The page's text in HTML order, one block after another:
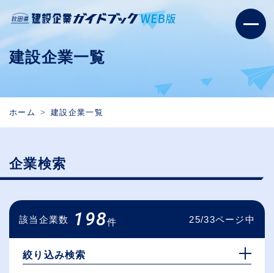
建設企業一覧
ホーム 建設企業一覧
企業検索
該当企業数 198件 25/33ページ中
絞り込み検索